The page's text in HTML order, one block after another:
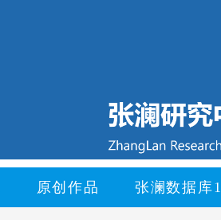
原创作品 张澜数据库1